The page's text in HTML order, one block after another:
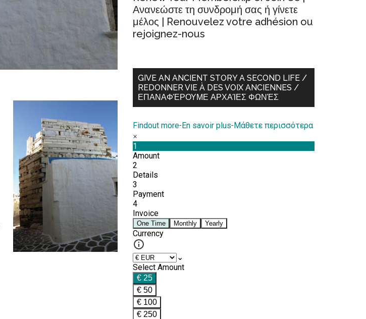
Ανανεώστε τη συνδρομή σας ή γίνετε
μέλος | Renouvelez votre adhésion ou
rejoignez-nous
GIVE AN ANCIENT STORY A SECOND LIFE /
REDONNER VIE À DES VOIX ANCIENNES /
ΕΠΑΝΑΦΈΡΟΥΜΕ ΑΡΧΑΊΕΣ ΦΩΝΈΣ
Findout more-En savoir plus-Μάθετε περισσότερα